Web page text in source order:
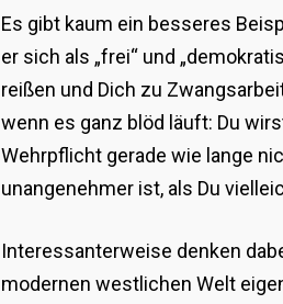
Es gibt kaum ein besseres
er sich als „frei“ und
reißen und Dich zu
wenn es ganz blöd läuft: Du
Wehrpflicht gerade wie lange
unangenehmer ist, als Du
Interessanterweise denken
modernen westlichen Welt